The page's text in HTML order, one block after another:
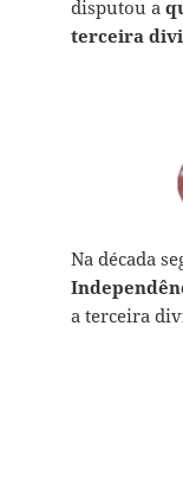
disputou a
terceira
Na década
a terceira